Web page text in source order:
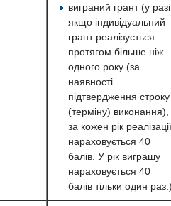
виграний грант (у разі
якщо індивідуальний
грант реалізується
протягом більше ніж
одного року (за
наявності
підтвердження строку
(терміну) виконання),
за кожен рік реалізації
нараховується 40
балів. У рік виграшу
нараховується 40
балів тільки один раз.)